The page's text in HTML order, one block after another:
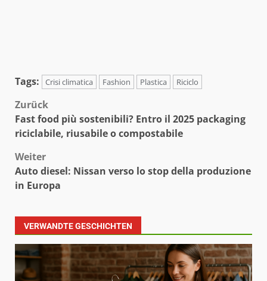
Tags: Crisi climatica Fashion Plastica Riciclo
Beitragsnavigation
Zurück
Fast food più sostenibili? Entro il 2025 packaging
riciclabile, riusabile o compostabile
Weiter
Auto diesel: Nissan verso lo stop della produzione
in Europa
VERWANDTE GESCHICHTEN